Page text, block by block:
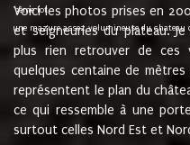
"3ème lot
une mazure assez volumineuse du chateau
Voici les photos prises en
et seigneuries du plateau.
plus rien retrouver de ces
quelques centaine de
représentent le plan du
ce qui ressemble à une
surtout celles Nord Est et